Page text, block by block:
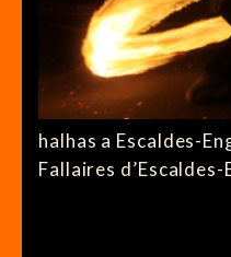
halhas a Escaldes-
Fallaires